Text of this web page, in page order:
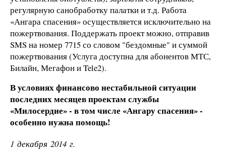
регулярную санобработку палатки и т.д. Работа
«Ангара спасения» осуществляется исключительно на
пожертвования. Поддержать проект можно, отправив
SMS на номер 7715 со словом "бездомные" и суммой
пожертвования (Услуга доступна для абонентов МТС,
Билайн, Мегафон и Tele2).
В условиях финансово нестабильной ситуации
последних месяцев проектам службы
«Милосердие» - в том числе «Ангару спасения» -
особенно нужна помощь!
1 декабря 2014 г.